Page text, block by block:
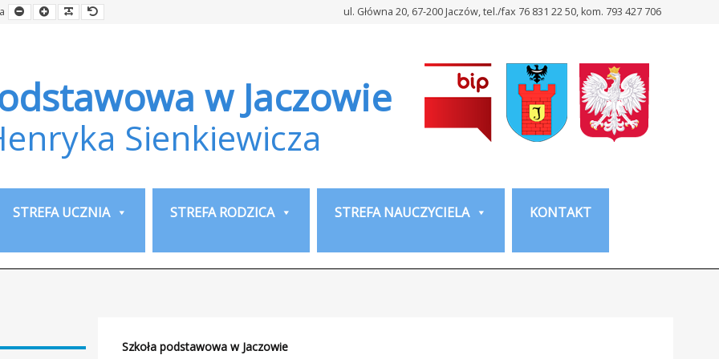
Smaller
Font
Larger
Font
Readable
Font
Default
Font ul. Główna 20, 67-200 Jaczów, tel./fax 76 831 22 50, kom. 793 427 706
w Jaczowie
Sienkiewicza
STREFA UCZNIA STREFA RODZICA STREFA NAUCZYCIELA KONTAKT
Szkoła podstawowa w Jaczowie